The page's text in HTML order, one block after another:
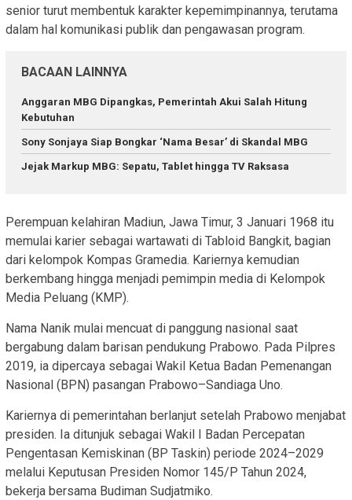
senior turut membentuk karakter kepemimpinannya, terutama
dalam hal komunikasi publik dan pengawasan program.
BACAAN LAINNYA
Anggaran MBG Dipangkas, Pemerintah Akui Salah Hitung
Kebutuhan
Sony Sonjaya Siap Bongkar ‘Nama Besar’ di Skandal MBG
Jejak Markup MBG: Sepatu, Tablet hingga TV Raksasa
Perempuan kelahiran Madiun, Jawa Timur, 3 Januari 1968 itu
memulai karier sebagai wartawati di Tabloid Bangkit, bagian
dari kelompok Kompas Gramedia. Kariernya kemudian
berkembang hingga menjadi pemimpin media di Kelompok
Media Peluang (KMP).
Nama Nanik mulai mencuat di panggung nasional saat
bergabung dalam barisan pendukung Prabowo. Pada Pilpres
2019, ia dipercaya sebagai Wakil Ketua Badan Pemenangan
Nasional (BPN) pasangan Prabowo–Sandiaga Uno.
Kariernya di pemerintahan berlanjut setelah Prabowo menjabat
presiden. Ia ditunjuk sebagai Wakil I Badan Percepatan
Pengentasan Kemiskinan (BP Taskin) periode 2024–2029
melalui Keputusan Presiden Nomor 145/P Tahun 2024,
bekerja bersama Budiman Sudjatmiko.